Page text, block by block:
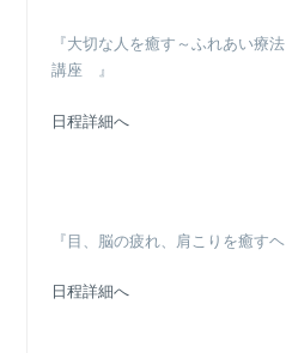
『大切な人を癒す～ふれあい
講座 』
日程詳細へ
『目、脳の疲れ、肩こりを癒す
日程詳細へ